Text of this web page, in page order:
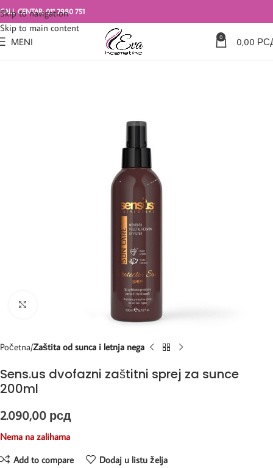
Skip to navigation
Skip to main content
CALL CENTAR: 011 2980 751
MENI 0 0,00
Početna Zaštita od sunca i letnja nega
Sens.us dvofazni zaštitni sprej za sunce
200ml
2.090,00 рсд
Nema na zalihama
Add to compare
Dodaj u listu želja